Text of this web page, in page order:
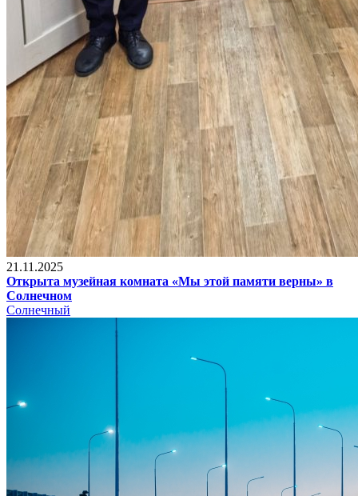
21.11.2025
Открыта музейная комната «Мы этой памяти верны» в
Солнечном
Солнечный